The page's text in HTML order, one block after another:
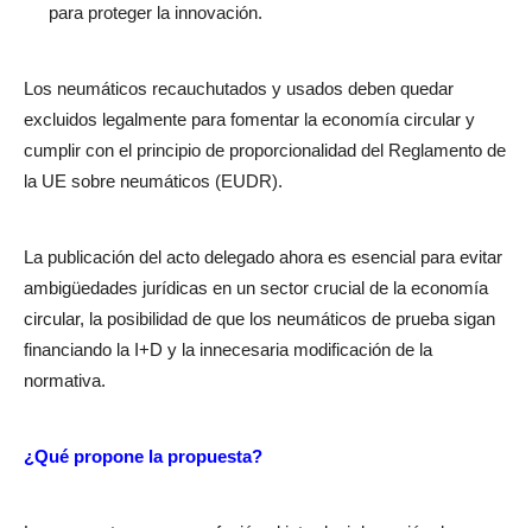
para proteger la innovación.
Los neumáticos recauchutados y usados ​​deben quedar
excluidos legalmente para fomentar la economía circular y
cumplir con el principio de proporcionalidad del Reglamento de
la UE sobre neumáticos (EUDR).
La publicación del acto delegado ahora es esencial para evitar
ambigüedades jurídicas en un sector crucial de la economía
circular, la posibilidad de que los neumáticos de prueba sigan
financiando la I+D y la innecesaria modificación de la
normativa.
¿Qué propone la propuesta?